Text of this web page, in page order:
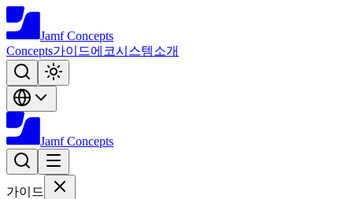
Jamf Concepts
Concepts가이드에코시스템소개
Jamf Concepts
가이드